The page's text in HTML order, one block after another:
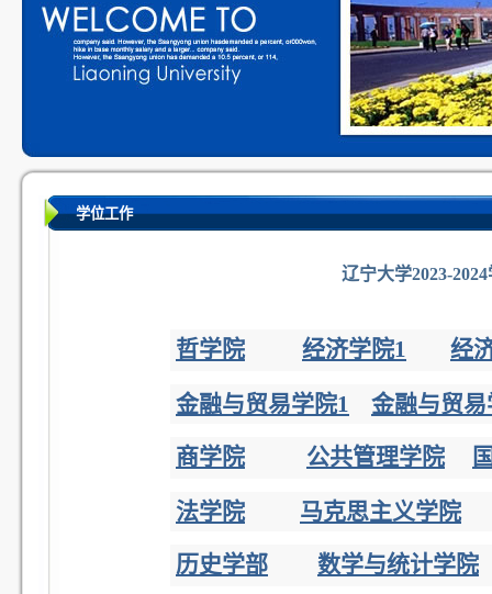
学位工作
辽宁大学2023-
哲学院 经济学院1 经
金融与贸易学院1
金融与贸易
商学院
公共管理学院
法学院
马克思主义学院
历史学部
数学与统计学院